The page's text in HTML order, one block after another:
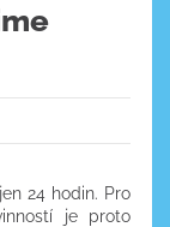
24 hodin. Pro
je proto